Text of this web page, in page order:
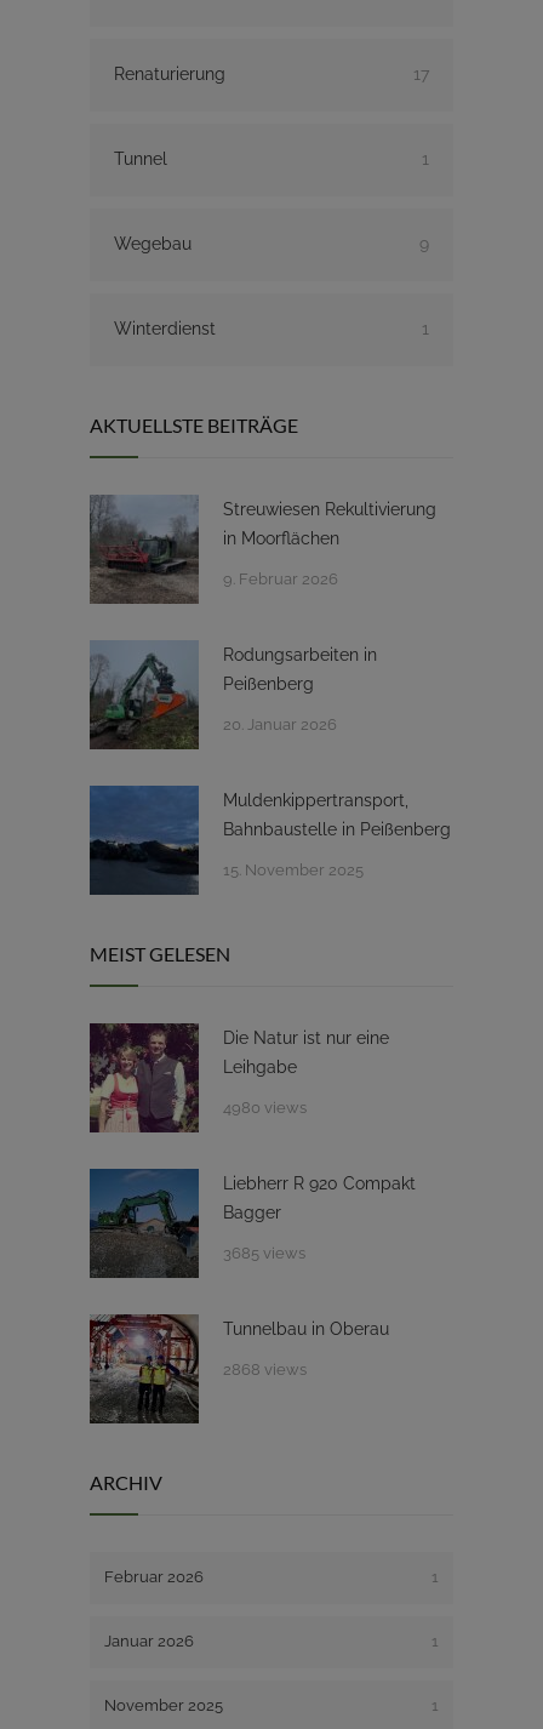
Renaturierung 17
Tunnel 1
Wegebau 9
Winterdienst 1
AKTUELLSTE BEITRÄGE
Streuwiesen Rekultivierung
in Moorflächen
9. Februar 2026
Rodungsarbeiten in
Peißenberg
20. Januar 2026
Muldenkippertransport,
Bahnbaustelle in Peißenberg
15. November 2025
MEIST GELESEN
Die Natur ist nur eine
Leihgabe
4980 views
Liebherr R 920 Compakt
Bagger
3685 views
Tunnelbau in Oberau
2868 views
ARCHIV
Februar 2026 1
Januar 2026 1
November 2025 1